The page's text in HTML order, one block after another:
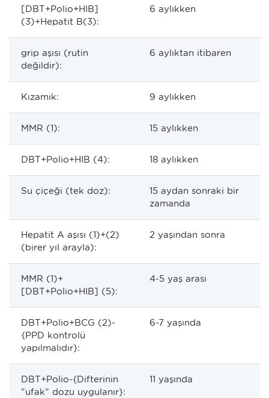
[DBT+Polio+HIB]
(3)+Hepatit B(3):
6 aylıkken
grip aşısı (rutin
değildir):
6 aylıktan itibaren
Kızamık: 9 aylıkken
MMR (1): 15 aylıkken
DBT+Polio+HIB (4): 18 aylıkken
Su çiçeği (tek doz):
15 aydan sonraki bir
zamanda
Hepatit A aşısı (1)+(2)
(birer yıl arayla):
2 yaşından sonra
MMR (1)+
[DBT+Polio+HIB] (5):
4-5 yaş arası
DBT+Polio+BCG (2)-
{PPD kontrolü
yapılmalıdır}:
6-7 yaşında
DBT+Polio-{Difterinin
"ufak" dozu uygulanır}:
11 yaşında